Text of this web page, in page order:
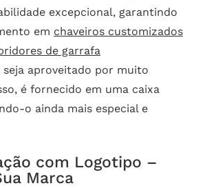
excepcional, garantindo
em chaveiros customizados
de garrafa
seja aproveitado por muito
é fornecido em uma caixa
o ainda mais especial e
com Logotipo –
Marca